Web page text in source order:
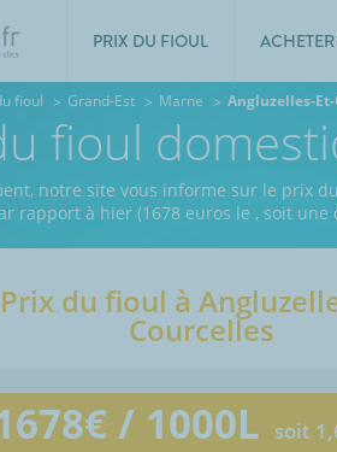
PRIX DU FIOUL
fioul Grand-Est Marne Angluzelles-
fioul
notre site vous informe sur le prix
rapport à hier (1678 euros le , soit une
Prix du fioul à
Courcelles
€ / 1000L soit